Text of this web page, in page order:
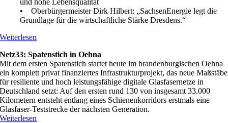
und hohe Lebensqualität
• Oberbürgermeister Dirk Hilbert: „SachsenEnergie legt die
Grundlage für die wirtschaftliche Stärke Dresdens.“
Weiterlesen
Netz33: Spatenstich in Oehna
Mit dem ersten Spatenstich startet heute im brandenburgischen Oehna
ein komplett privat finanziertes Infrastrukturprojekt, das neue Maßstäbe
für resiliente und hoch leistungsfähige digitale Glasfasernetze in
Deutschland setzt: Auf den ersten rund 130 von insgesamt 33.000
Kilometern entsteht entlang eines Schienenkorridors erstmals eine
Glasfaser-Teststrecke der nächsten Generation.
Weiterlesen